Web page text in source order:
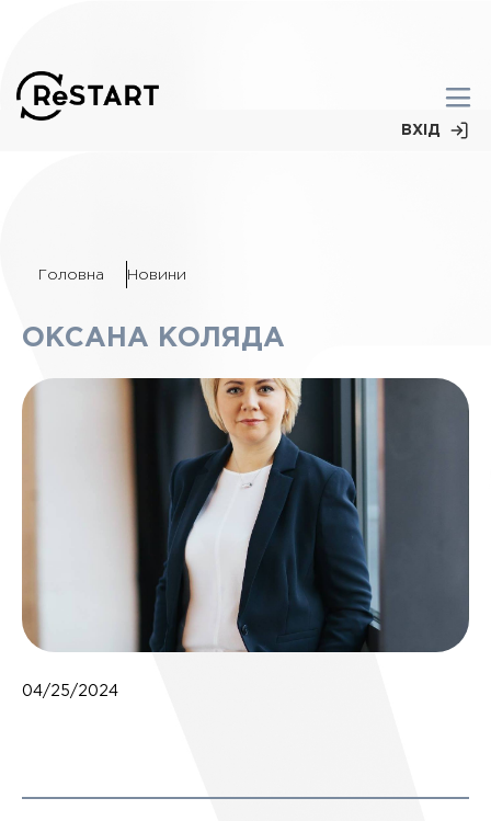
ВХІД
Головна Новини
ОКСАНА КОЛЯДА
04/25/2024